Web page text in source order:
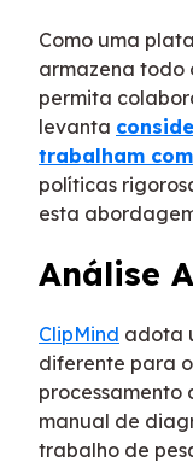
Como uma
armazena todo
permita
levanta
trabalham
políticas
esta
Análise
ClipMind adota
diferente para
processamento
manual de
trabalho de